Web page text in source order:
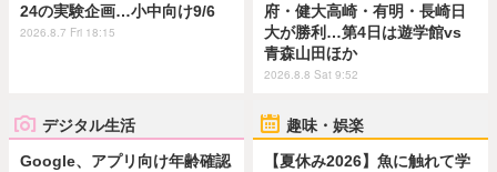
24の実験企画…小中向け9/6
2026.8.7 Fri 18:15
府・健大高崎・有明・長崎日
大が勝利…第4日は遊学館vs
青森山田ほか
2026.8.8 Sat 9:52
デジタル生活
Google、アプリ向け年齢確認
趣味・娯楽
【夏休み2026】魚に触れて学